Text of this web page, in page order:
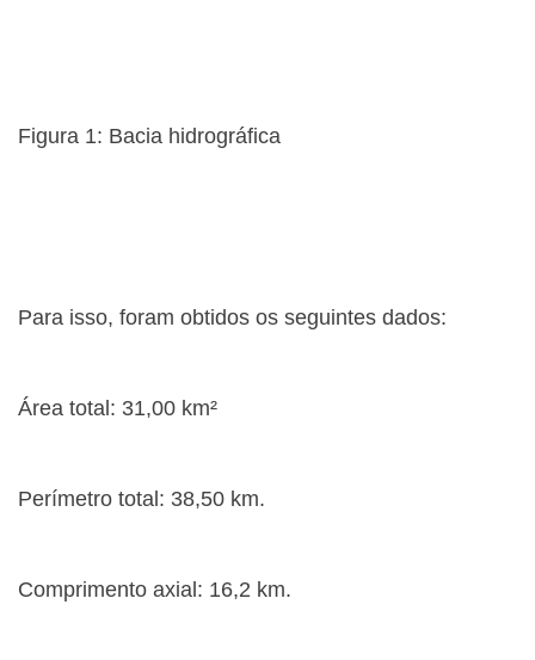
Figura 1: Bacia hidrográfica
Para isso, foram obtidos os seguintes dados:
Área total: 31,00 km²
Perímetro total: 38,50 km.
Comprimento axial: 16,2 km.